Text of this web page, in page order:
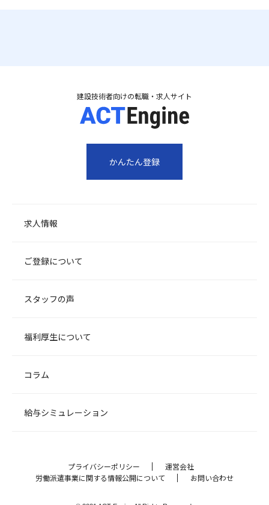
建設技術者向けの転職・求人サイト
かんたん登録
求人情報
ご登録について
スタッフの声
福利厚生について
コラム
給与シミュレーション
プライバシーポリシー
運営会社
労働派遣事業に関する情報公開について
お問い合わせ